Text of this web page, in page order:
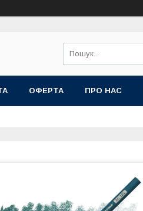
ОФЕРТА ПРО НАС